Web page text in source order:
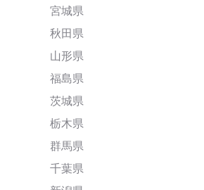
宮城県
秋田県
山形県
福島県
茨城県
栃木県
群馬県
千葉県